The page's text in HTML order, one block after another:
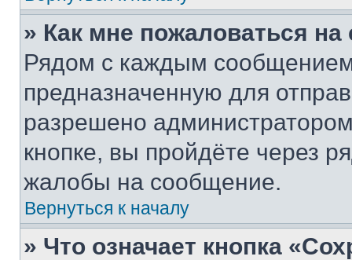
» Как мне пожаловаться
Рядом с каждым сообщением
предназначенную для
разрешено
кнопке, вы пройдёте через
жалобы на сообщение.
Вернуться к началу
» Что означает кнопка